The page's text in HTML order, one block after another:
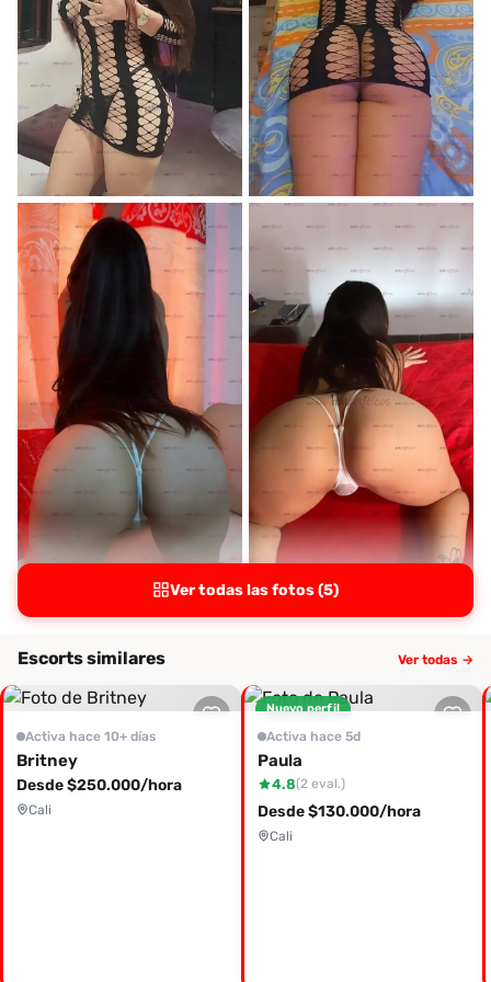
Ver todas las fotos (5)
Escorts similares Ver todas →
Activa hace 10+ días
Britney
Desde $250.000/hora
Cali
Nuevo perfil
Activa hace 5d
Paula
4.8(2 eval.)
Desde $130.000/hora
Cali